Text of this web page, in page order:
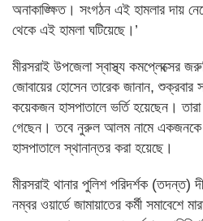
অনাকাঙ্ক্ষিত। সংগঠন এই হামলার দায়
থেকে এই হামলা ঘটিয়েছে।’
মীরসরাই উপজেলা স্বাস্থ্য কমপ্লেক্সের
জোবায়ের হোসেন তারেক জানান, শুক্রবার
কয়েকজন হাসপাতালে ভর্তি হয়েছেন। তারা
গেছেন। তবে নুরুল আলম নামে একজনকে
হাসপাতালে স্থানান্তর করা হয়েছে।
মীরসরাই থানার পুলিশ পরিদর্শক (তদন্ত)
নম্বর ওয়ার্ডে জামায়াতের কর্মী সমাবেশে